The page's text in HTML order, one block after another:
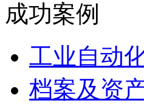
成功案例
工业自动
档案及资